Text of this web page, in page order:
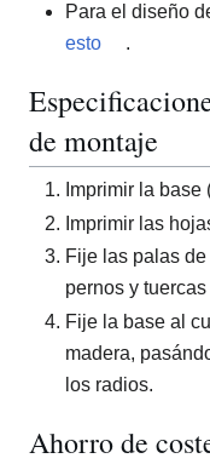
Para el diseño
esto
.
de montaje
Imprimir la
Imprimir las
Fije las palas
pernos y
Fije la base al
madera,
los radios.
Ahorro de